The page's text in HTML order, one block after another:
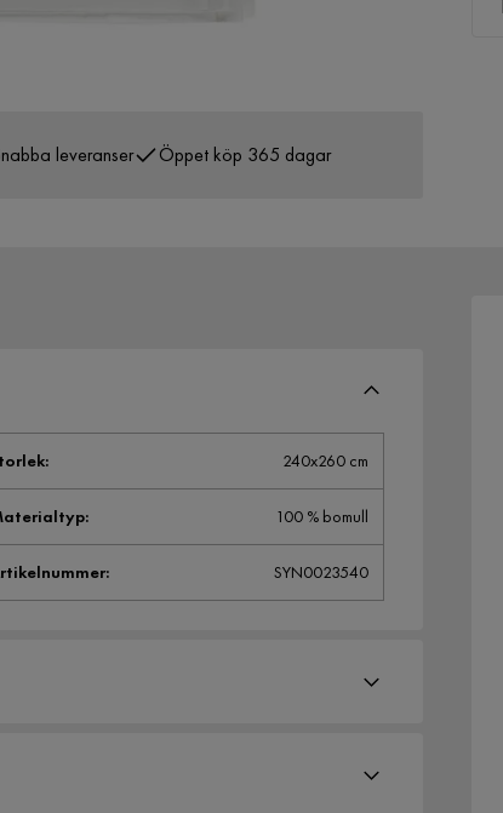
leveranser Öppet köp 365 dagar
: 240x260 cm
: 100 % bomull
: SYN0023540